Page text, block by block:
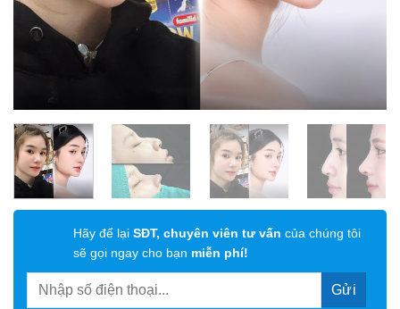
Hãy để lại SĐT, chuyên viên tư vấn của chúng tôi
sẽ gọi ngay cho bạn miễn phí!